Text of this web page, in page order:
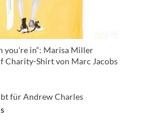
you're in“: Marisa Miller
Charity-Shirt von Marc Jacobs
für Andrew Charles